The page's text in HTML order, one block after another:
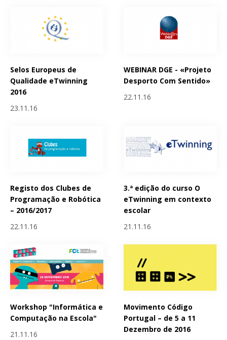
Selos Europeus de
Qualidade eTwinning
2016
23.11.16
WEBINAR DGE - «Projeto
Desporto Com Sentido»
22.11.16
Registo dos Clubes de
Programação e Robótica
– 2016/2017
22.11.16
3.ª edição do curso O
eTwinning em contexto
escolar
21.11.16
Workshop "Informática e
Computação na Escola"
21.11.16
Movimento Código
Portugal – de 5 a 11
Dezembro de 2016